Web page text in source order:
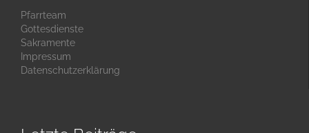
Pfarrteam
Gottesdienste
Sakramente
Impressum
Datenschutzerklärung